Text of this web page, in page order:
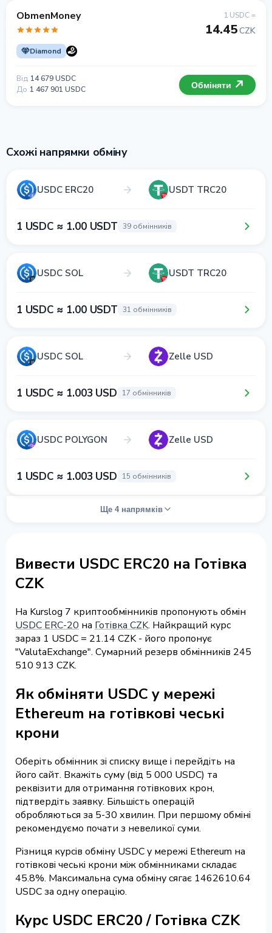
ObmenMoney
Diamond
1 USDC =
14.45CZK
Від 14 679 USDC
До 1 467 901 USDC Обміняти
Схожі напрямки обміну
USDC ERC20 USDT TRC20
1 USDC ≈ 1.00 USDT 39 обмінників
USDC SOL USDT TRC20
1 USDC ≈ 1.00 USDT 31 обмінників
USDC SOL Zelle USD
1 USDC ≈ 1.003 USD 17 обмінників
USDC POLYGON Zelle USD
1 USDC ≈ 1.003 USD 15 обмінників
Ще 4 напрямків
Вивести USDC ERC20 на Готівка
CZK
На Kurslog 7 криптообмінників пропонують обмін
USDC ERC-20 на Готівка CZK. Найкращий курс
зараз 1 USDC = 21.14 CZK - його пропонує
"ValutaExchange". Сумарний резерв обмінників 245
510 913 CZK.
Як обміняти USDC у мережі
Ethereum на готівкові чеські
крони
Оберіть обмінник зі списку вище і перейдіть на
його сайт. Вкажіть суму (від 5 000 USDC) та
реквізити для отримання готівкових крон,
підтвердіть заявку. Більшість операцій
обробляються за 5-30 хвилин. При першому обміні
рекомендуємо почати з невеликої суми.
Різниця курсів обміну USDC у мережі Ethereum на
готівкові чеські крони між обмінниками складає
45.8%. Максимальна сума обміну сягає 1462610.64
USDC за одну операцію.
Курс USDC ERC20 / Готівка CZK